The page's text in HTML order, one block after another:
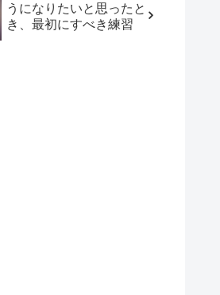
うになりたいと思ったと
き、最初にすべき練習